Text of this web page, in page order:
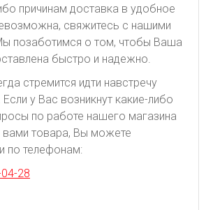
причинам доставка в удобное
свяжитесь с нашими
позаботимся о том, чтобы Ваша
быстро и надежно.
стремится идти навстречу
у Вас возникнут какие-либо
по работе нашего магазина
вами товара, Вы можете
по телефонам:
28